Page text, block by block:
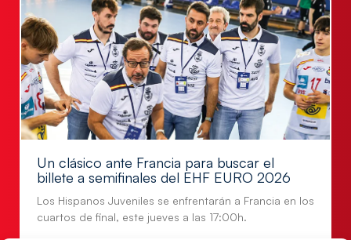
Un clásico ante Francia para buscar el
billete a semifinales del EHF EURO 2026
Los Hispanos Juveniles se enfrentarán a Francia en los
cuartos de final, este jueves a las 17:00h.